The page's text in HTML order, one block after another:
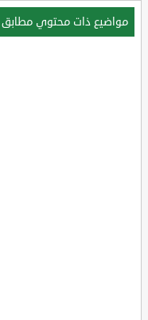
مواضيع ذات محتوي مطابق